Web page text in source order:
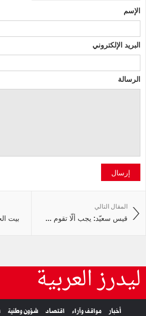
الإسم
البريد الإلكتروني
الرسالة
إرسال
بيت
المقال التالي
قيس سعيّد: يجب ألّا تقوم ...
ليدرز العربية
أخبار مواقف وآراء اقتصاد شؤون وطنية